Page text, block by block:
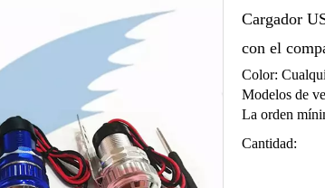
Cargador
con el
Color:
Modelos de
La orden
Cantidad: